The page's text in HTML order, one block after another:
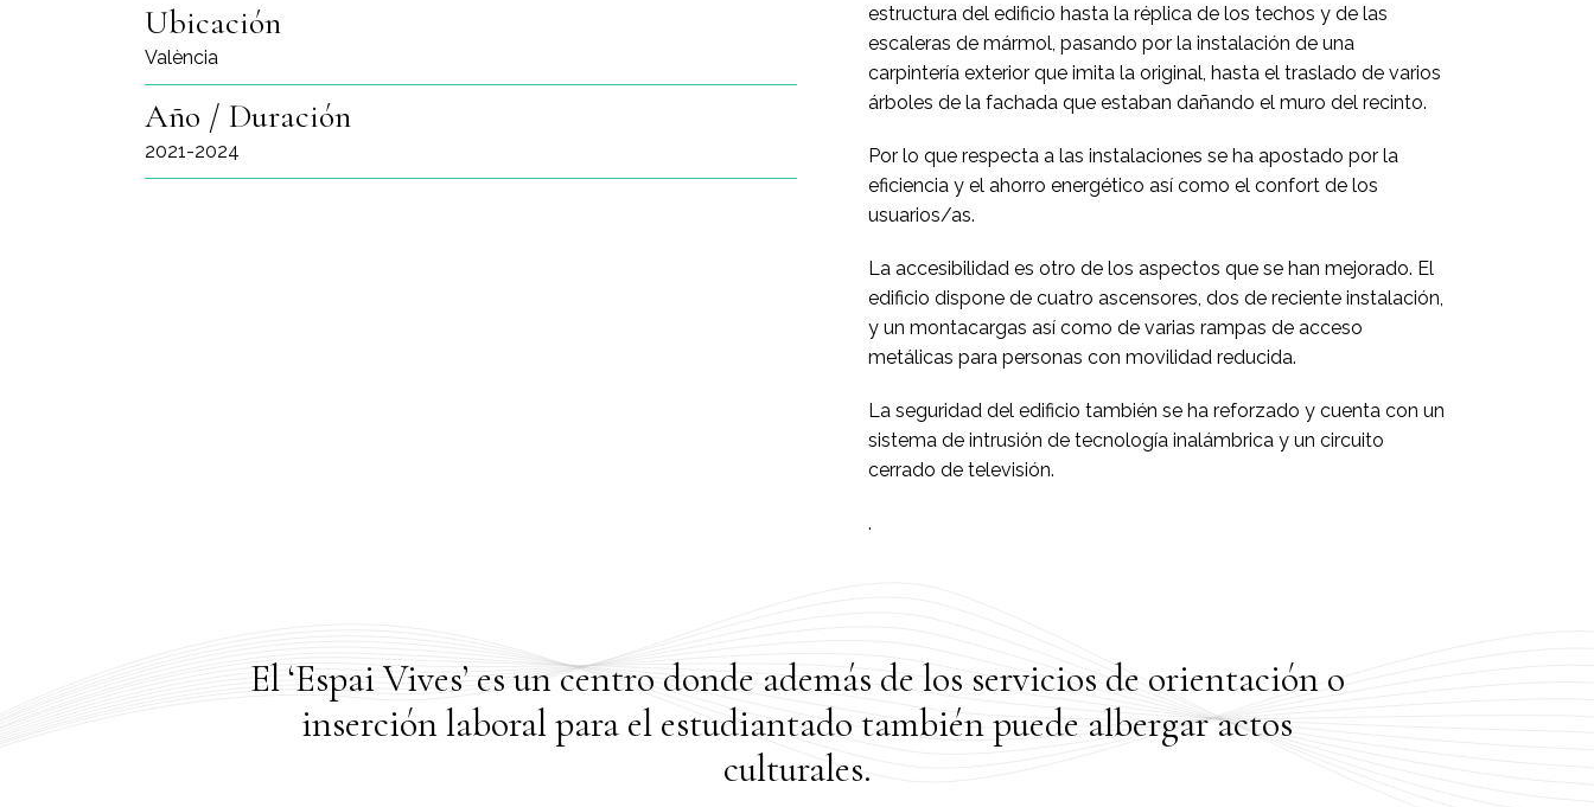
Ubicación
València
Año / Duración
2021-2024
estructura del edificio hasta la réplica de los techos y de las
escaleras de mármol, pasando por la instalación de una
carpintería exterior que imita la original, hasta el traslado de varios
árboles de la fachada que estaban dañando el muro del recinto.
Por lo que respecta a las instalaciones se ha apostado por la
eficiencia y el ahorro energético así como el confort de los
usuarios/as.
La accesibilidad es otro de los aspectos que se han mejorado. El
edificio dispone de cuatro ascensores, dos de reciente instalación,
y un montacargas así como de varias rampas de acceso
metálicas para personas con movilidad reducida.
La seguridad del edificio también se ha reforzado y cuenta con un
sistema de intrusión de tecnología inalámbrica y un circuito
cerrado de televisión.
.
El ‘Espai Vives’ es un centro donde además de los servicios de orientación o
inserción laboral para el estudiantado también puede albergar actos
culturales.